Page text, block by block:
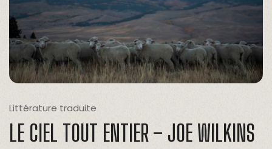
Littérature traduite
LE CIEL TOUT ENTIER – JOE WILKINS